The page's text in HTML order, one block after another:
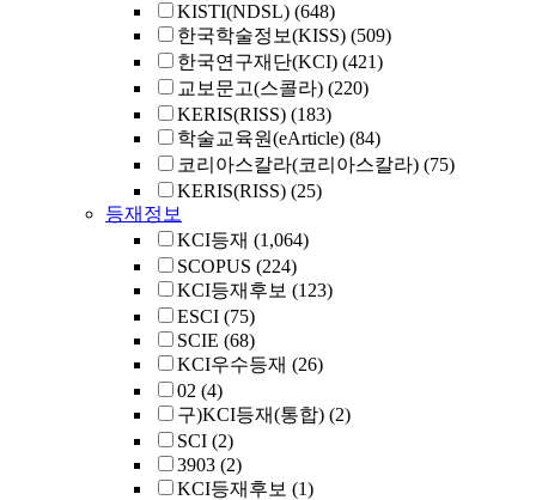
KISTI(NDSL) (648)
한국학술정보(KISS) (509)
한국연구재단(KCI) (421)
교보문고(스콜라) (220)
KERIS(RISS) (183)
학술교육원(eArticle) (84)
코리아스칼라(코리아스칼라) (75)
KERIS(RISS) (25)
등재정보
KCI등재 (1,064)
SCOPUS (224)
KCI등재후보 (123)
ESCI (75)
SCIE (68)
KCI우수등재 (26)
02 (4)
구)KCI등재(통합) (2)
SCI (2)
3903 (2)
KCI등재후보 (1)